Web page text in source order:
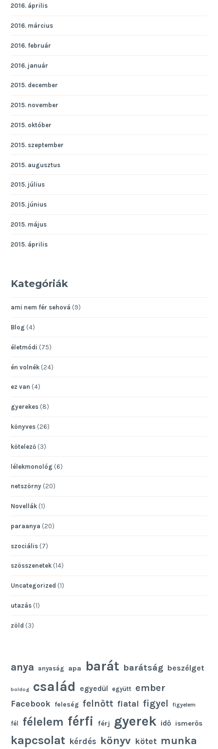
2016. április
2016. március
2016. február
2016. január
2015. december
2015. november
2015. október
2015. szeptember
2015. augusztus
2015. július
2015. június
2015. május
2015. április
Kategóriák
ami nem fér sehová (9)
Blog (4)
életmódi (75)
én volnék (24)
ez van (4)
gyerekes (8)
könyves (26)
kötelező (3)
lélekmonológ (6)
netszörny (20)
Novellák (1)
paraanya (20)
szociális (7)
szösszenetek (14)
Uncategorized (1)
utazás (1)
zöld (3)
anya anyaság apa barát barátság beszélget
boldog család egyedül együtt ember
Facebook feleség felnőtt fiatal figyel figyelem
fél félelem férfi férj gyerek idő ismerős
kapcsolat kérdés könyv kötet munka